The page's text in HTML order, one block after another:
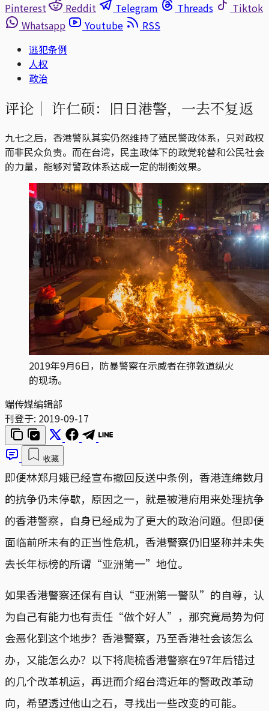
Pinterest
Reddit Telegram Threads
Tiktok
Whatsapp
Youtube
RSS
逃犯条例
人权
政治
评论｜ 许仁硕：旧日港警，一去不复返
九七之后，香港警队其实仍然维持了殖民警政体系，只对政权
而非民众负责。而在台湾，民主政体下的政党轮替和公民社会
的力量，能够对警政体系达成一定的制衡效果。
2019年9月6日，防暴警察在示威者在弥敦道纵火
的现场。
端传媒编辑部
刊登于: 2019-09-17
收藏
即便林郑月娥已经宣布撤回反送中条例，香港连绵数月
的抗争仍未停歇，原因之一，就是被港府用来处理抗争
的香港警察，自身已经成为了更大的政治问题。但即便
面临前所未有的正当性危机，香港警察仍旧坚称并未失
去长年标榜的所谓“亚洲第一”地位。
如果香港警察还保有自认“亚洲第一警队”的自尊，认
为自己有能力也有责任“做个好人”，那究竟局势为何
会恶化到这个地步？香港警察，乃至香港社会该怎么
办，又能怎么办？以下将爬梳香港警察在97年后错过
的几个改革机运，再进而介绍台湾近年的警政改革动
向，希望透过他山之石，寻找出一些改变的可能。